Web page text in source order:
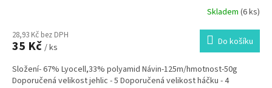
Skladem (6 ks)
28,93 Kč bez DPH
35 Kč / ks Do košíku
Složení- 67% Lyocell,33% polyamid Návin-125m/hmotnost-50g
Doporučená velikost jehlic - 5 Doporučená velikost háčku - 4